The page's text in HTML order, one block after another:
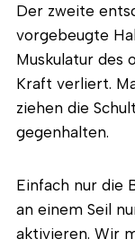
Der zweite
vorgebeugte
Muskulatur des
Kraft verliert.
ziehen die
gegenhalten.
Einfach nur die
an einem Seil
aktivieren. Wir